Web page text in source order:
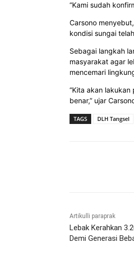
“Kami sudah
Carsono
kondisi sungai
Sebagai langkah
masyarakat agar
mencemari
“Kita akan
benar,” ujar
TAGS DLH Tangsel
Artikulli paraprak
Lebak Kerahkan
Demi Generasi